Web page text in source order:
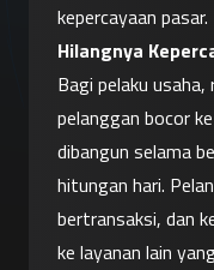
kepercayaan pasar.
Hilangnya
Bagi pelaku
pelanggan bocor
dibangun selama
hitungan hari.
bertransaksi, dan
ke layanan lain